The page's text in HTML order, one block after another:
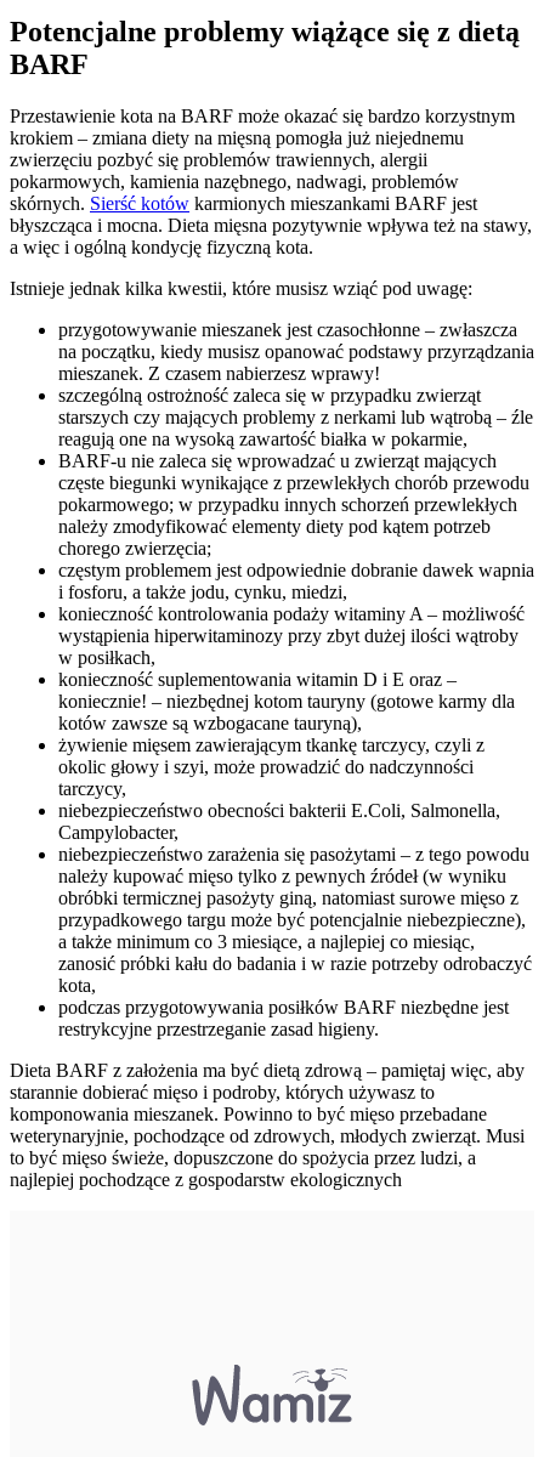
Potencjalne problemy wiążące się z dietą
BARF
Przestawienie kota na BARF może okazać się bardzo korzystnym
krokiem – zmiana diety na mięsną pomogła już niejednemu
zwierzęciu pozbyć się problemów trawiennych, alergii
pokarmowych, kamienia nazębnego, nadwagi, problemów
skórnych. Sierść kotów karmionych mieszankami BARF jest
błyszcząca i mocna. Dieta mięsna pozytywnie wpływa też na stawy,
a więc i ogólną kondycję fizyczną kota.
Istnieje jednak kilka kwestii, które musisz wziąć pod uwagę:
przygotowywanie mieszanek jest czasochłonne – zwłaszcza
na początku, kiedy musisz opanować podstawy przyrządzania
mieszanek. Z czasem nabierzesz wprawy!
szczególną ostrożność zaleca się w przypadku zwierząt
starszych czy mających problemy z nerkami lub wątrobą – źle
reagują one na wysoką zawartość białka w pokarmie,
BARF-u nie zaleca się wprowadzać u zwierząt mających
częste biegunki wynikające z przewlekłych chorób przewodu
pokarmowego; w przypadku innych schorzeń przewlekłych
należy zmodyfikować elementy diety pod kątem potrzeb
chorego zwierzęcia;
częstym problemem jest odpowiednie dobranie dawek wapnia
i fosforu, a także jodu, cynku, miedzi,
konieczność kontrolowania podaży witaminy A – możliwość
wystąpienia hiperwitaminozy przy zbyt dużej ilości wątroby
w posiłkach,
konieczność suplementowania witamin D i E oraz –
koniecznie! – niezbędnej kotom tauryny (gotowe karmy dla
kotów zawsze są wzbogacane tauryną),
żywienie mięsem zawierającym tkankę tarczycy, czyli z
okolic głowy i szyi, może prowadzić do nadczynności
tarczycy,
niebezpieczeństwo obecności bakterii E.Coli, Salmonella,
Campylobacter,
niebezpieczeństwo zarażenia się pasożytami – z tego powodu
należy kupować mięso tylko z pewnych źródeł (w wyniku
obróbki termicznej pasożyty giną, natomiast surowe mięso z
przypadkowego targu może być potencjalnie niebezpieczne),
a także minimum co 3 miesiące, a najlepiej co miesiąc,
zanosić próbki kału do badania i w razie potrzeby odrobaczyć
kota,
podczas przygotowywania posiłków BARF niezbędne jest
restrykcyjne przestrzeganie zasad higieny.
Dieta BARF z założenia ma być dietą zdrową – pamiętaj więc, aby
starannie dobierać mięso i podroby, których używasz to
komponowania mieszanek. Powinno to być mięso przebadane
weterynaryjnie, pochodzące od zdrowych, młodych zwierząt. Musi
to być mięso świeże, dopuszczone do spożycia przez ludzi, a
najlepiej pochodzące z gospodarstw ekologicznych